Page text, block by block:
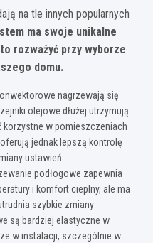
na tle innych popularnych
ma swoje unikalne
rozważyć przy wyborze
domu.
nagrzewają się
olejowe dłużej utrzymują
korzystne w pomieszczeniach
jednak lepszą kontrolę
ustawień.
podłogowe zapewnia
i komfort cieplny, ale ma
szybkie zmiany
są bardziej elastyczne w
w instalacji, szczególnie w